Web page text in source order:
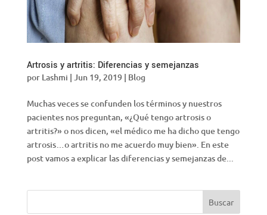
Artrosis y artritis: Diferencias y semejanzas
por Lashmi | Jun 19, 2019| Blog
Muchas veces se confunden los términos y nuestros
pacientes nos preguntan, «¿Qué tengo artrosis o
artritis?» o nos dicen, «el médico me ha dicho que tengo
artrosis…o artritis no me acuerdo muy bien». En este
post vamos a explicar las diferencias y semejanzas de...